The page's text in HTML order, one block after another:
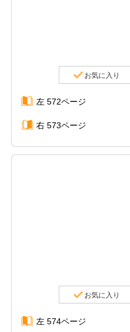
お気に入り
左 572ページ
右 573ページ
お気に入り
左 574ページ